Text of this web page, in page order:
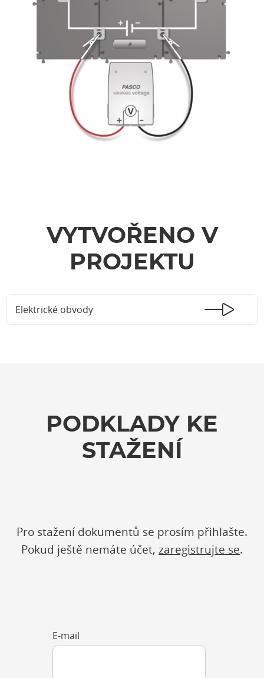
VYTVOŘENO V
PROJEKTU
Elektrické obvody
PODKLADY KE
STAŽENÍ
Pro stažení dokumentů se prosím přihlašte.
Pokud ještě nemáte účet, zaregistrujte se.
E-mail